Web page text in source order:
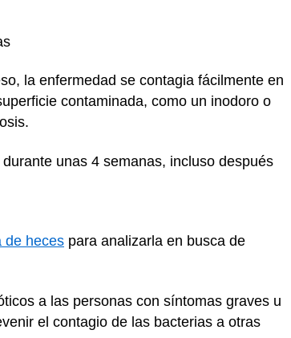
la enfermedad se contagia fácilmente en
contaminada, como un inodoro o
unas 4 semanas, incluso después
de heces para analizarla en busca de
a las personas con síntomas graves u
el contagio de las bacterias a otras